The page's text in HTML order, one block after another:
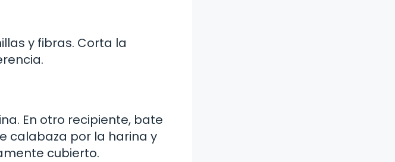
y fibras. Corta la
En otro recipiente, bate
calabaza por la harina y
cubierto.